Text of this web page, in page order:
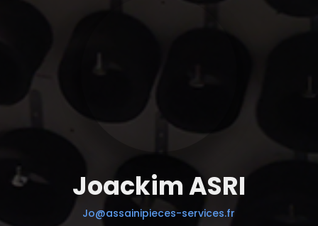
Joackim ASRI
Jo@assainipieces-services.fr